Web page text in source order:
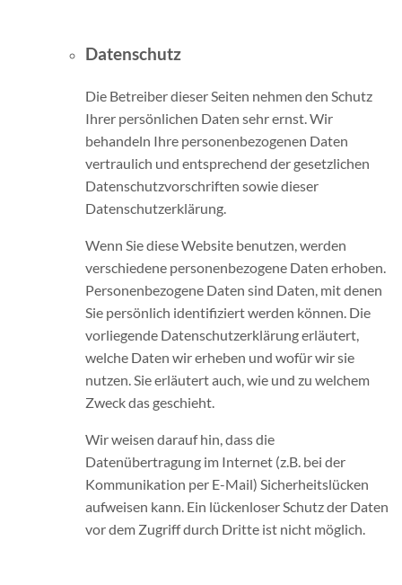
Datenschutz
Die Betreiber dieser Seiten nehmen den Schutz
Ihrer persönlichen Daten sehr ernst. Wir
behandeln Ihre personenbezogenen Daten
vertraulich und entsprechend der gesetzlichen
Datenschutzvorschriften sowie dieser
Datenschutzerklärung.
Wenn Sie diese Website benutzen, werden
verschiedene personenbezogene Daten erhoben.
Personenbezogene Daten sind Daten, mit denen
Sie persönlich identifiziert werden können. Die
vorliegende Datenschutzerklärung erläutert,
welche Daten wir erheben und wofür wir sie
nutzen. Sie erläutert auch, wie und zu welchem
Zweck das geschieht.
Wir weisen darauf hin, dass die
Datenübertragung im Internet (z.B. bei der
Kommunikation per E-Mail) Sicherheitslücken
aufweisen kann. Ein lückenloser Schutz der Daten
vor dem Zugriff durch Dritte ist nicht möglich.